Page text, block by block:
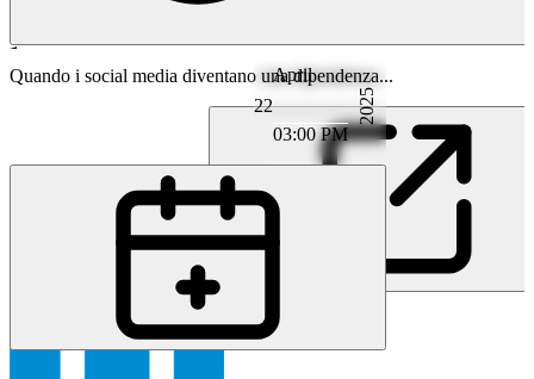
Psichiatria e Psicoterapia
22
April
03:00 PM
2025
Quando i social media diventano una dipendenza...
MD Martin Meyer